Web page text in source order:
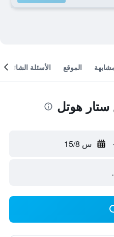
الموقع الأسئلة الشائعة
هوتل
س 15/8